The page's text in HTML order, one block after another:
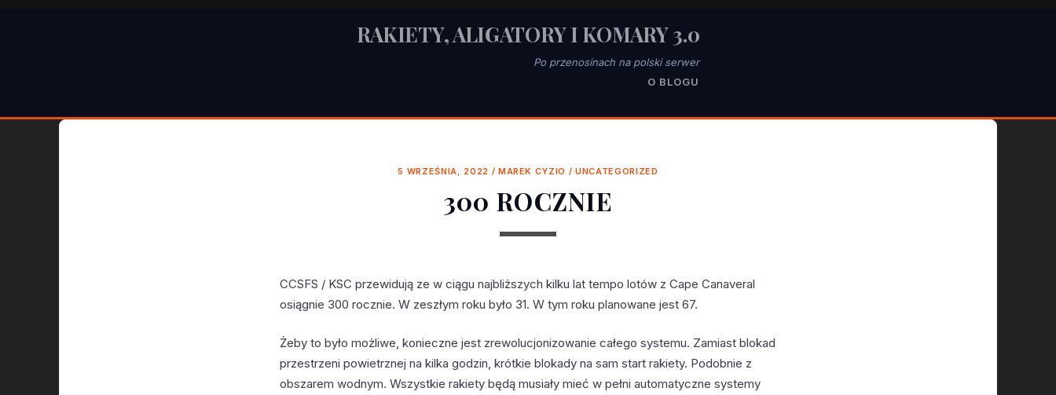
RAKIETY, ALIGATORY I KOMARY 3.0
Po przenosinach na polski serwer
O BLOGU
5 WRZEŚNIA, 2022 / MAREK CYZIO /UNCATEGORIZED
300 ROCZNIE
CCSFS / KSC przewidują ze w ciągu najbliższych kilku lat tempo lotów z Cape Canaveral
osiągnie 300 rocznie. W zeszłym roku było 31. W tym roku planowane jest 67.
Żeby to było możliwe, konieczne jest zrewolucjonizowanie całego systemu. Zamiast blokad
przestrzeni powietrznej na kilka godzin, krótkie blokady na sam start rakiety. Podobnie z
obszarem wodnym. Wszystkie rakiety będą musiały mieć w pełni automatyczne systemy